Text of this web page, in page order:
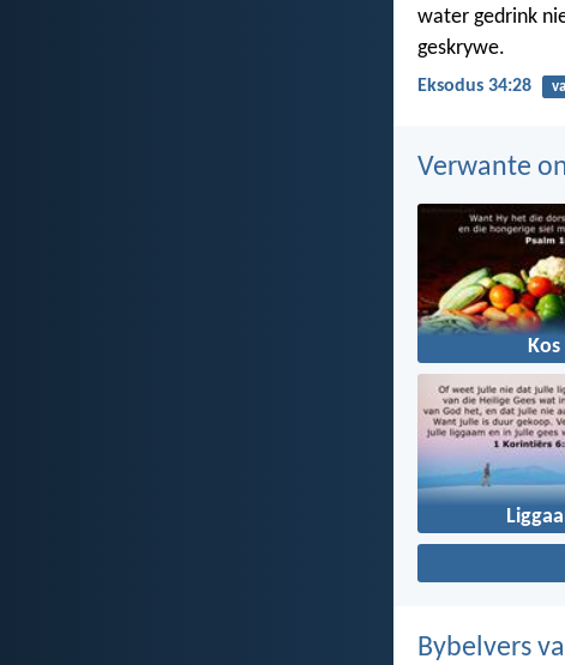
water gedrink
geskrywe.
Eksodus 34:28
Verwante
Kos
Bybelvers